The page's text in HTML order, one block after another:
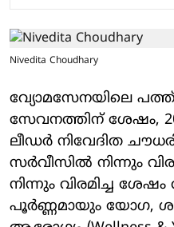
Nivedita Choudhary
വ്യോമസേനയിലെ
സേവനത്തിന് ശേഷം,
ലീഡർ നിവേദിത
സർവീസിൽ നിന്നും
നിന്നും വിരമിച്ച
പൂർണ്ണമായും യോഗ,